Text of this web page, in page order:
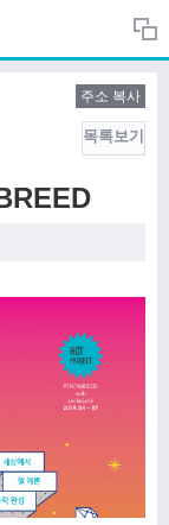
주소 복사
목록보기